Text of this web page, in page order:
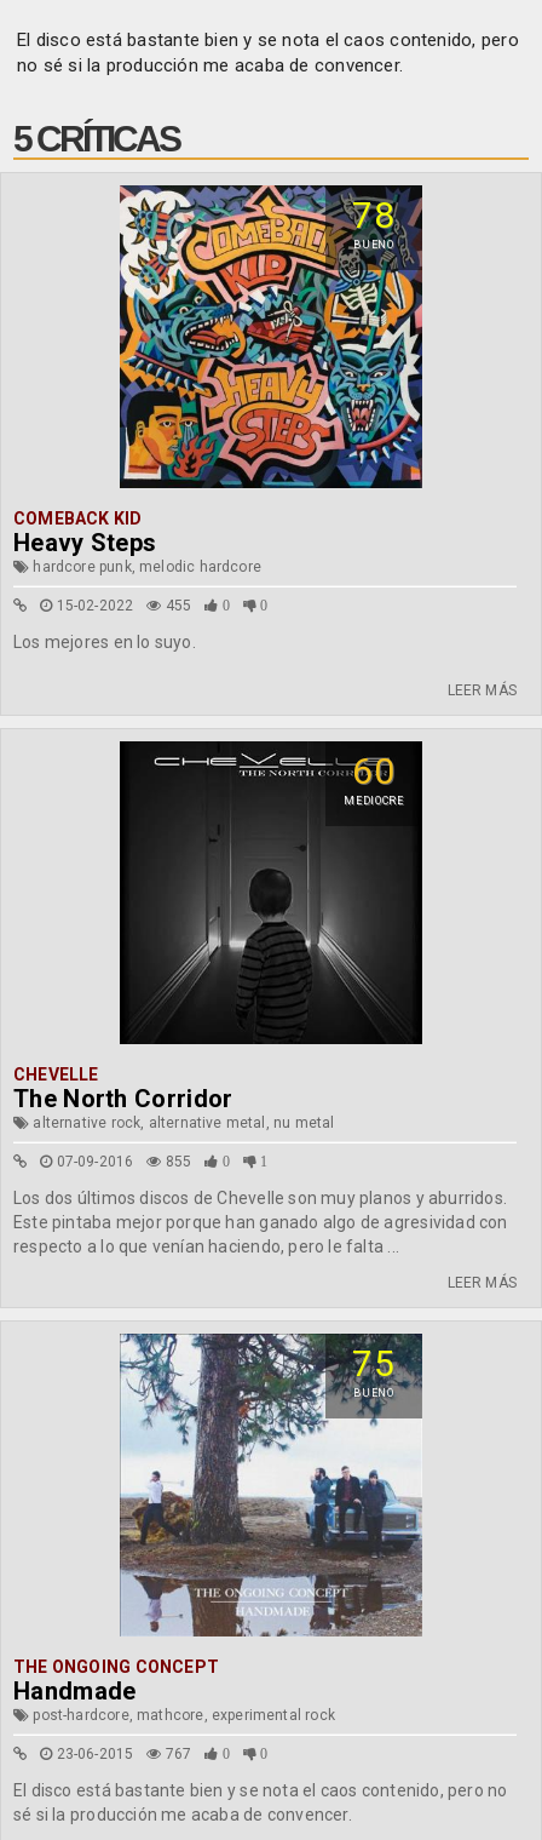
El disco está bastante bien y se nota el caos contenido, pero
no sé si la producción me acaba de convencer.
5 CRÍTICAS
78
BUENO
COMEBACK KID
Heavy Steps
hardcore punk, melodic hardcore
15-02-2022 455 0 0
Los mejores en lo suyo.
LEER MÁS
60
MEDIOCRE
CHEVELLE
The North Corridor
alternative rock, alternative metal, nu metal
07-09-2016 855 0 1
Los dos últimos discos de Chevelle son muy planos y aburridos.
Este pintaba mejor porque han ganado algo de agresividad con
respecto a lo que venían haciendo, pero le falta ...
LEER MÁS
75
BUENO
THE ONGOING CONCEPT
Handmade
post-hardcore, mathcore, experimental rock
23-06-2015 767 0 0
El disco está bastante bien y se nota el caos contenido, pero no
sé si la producción me acaba de convencer.